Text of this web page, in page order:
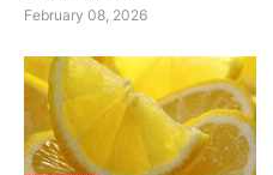
February 08, 2026